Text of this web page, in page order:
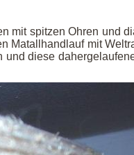
mit spitzen Ohren und
Matallhandlauf mit
diese